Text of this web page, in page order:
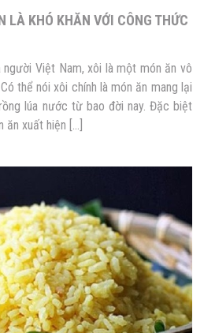
LÀ KHÓ KHĂN VỚI CÔNG THỨC
Việt Nam, xôi là một món ăn vô
thể nói xôi chính là món ăn mang lại
lúa nước từ bao đời nay. Đặc biệt
ăn xuất hiện […]